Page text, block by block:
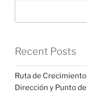
Recent Posts
Ruta de
Dirección y Punto